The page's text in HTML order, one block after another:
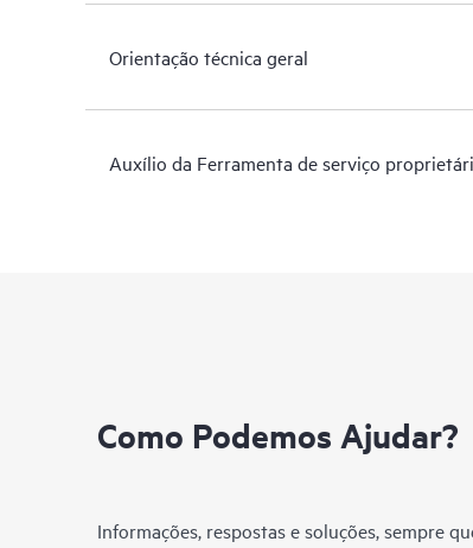
Orientação técnica geral
Auxílio da Ferramenta de serviço
Como Podemos Ajudar?
Informações, respostas e soluções, sempre